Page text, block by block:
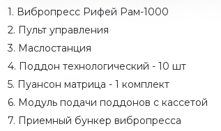
1. Вибропресс Рифей Рам-1000
2. Пульт управления
3. Маслостанция
4. Поддон технологический - 10 шт
5. Пуансон матрица - 1 комплект
6. Модуль подачи поддонов с кассетой
7. Приемный бункер вибропресса